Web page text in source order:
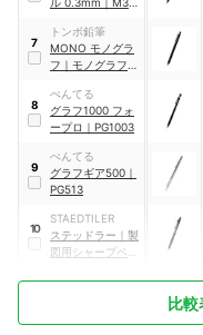
7
トンボ鉛筆
MONO モノグラ
フ ｜ モノグラフフ
111B
8
ぺんてる
グラフ1000 フォ
ープロ ｜ PG1003
9
ぺんてる
グラフギア500 ｜
PG513
10
STAEDTILER
ステッドラー ｜ 製
図用シャープペン
925 15
比